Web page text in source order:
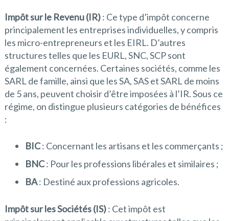
Impôt sur le Revenu (IR): Ce type d’impôt concerne
principalement les entreprises individuelles, y compris
les micro-entrepreneurs et les EIRL. D’autres
structures telles que les EURL, SNC, SCP sont
également concernées. Certaines sociétés, comme les
SARL de famille, ainsi que les SA, SAS et SARL de moins
de 5 ans, peuvent choisir d’être imposées à l’IR. Sous ce
régime, on distingue plusieurs catégories de bénéfices
:
BIC: Concernant les artisans et les commerçants ;
BNC: Pour les professions libérales et similaires ;
BA: Destiné aux professions agricoles.
Impôt sur les Sociétés (IS): Cet impôt est